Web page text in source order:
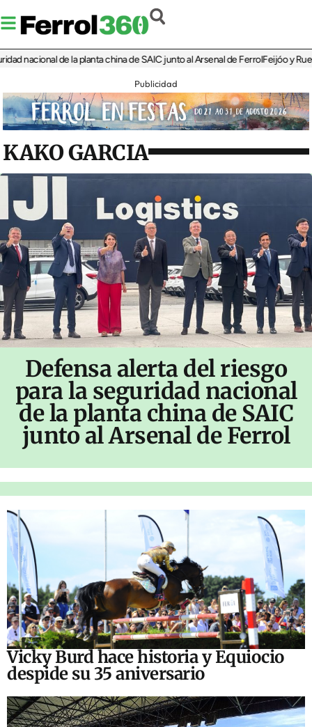
de la planta china de SAIC junto al Arsenal de FerrolFeijóo y Rueda
Publicidad
KAKO GARCIA
Defensa alerta del riesgo
para la seguridad nacional
de la planta china de SAIC
junto al Arsenal de Ferrol
Vicky Burd hace historia y Equiocio
despide su 35 aniversario